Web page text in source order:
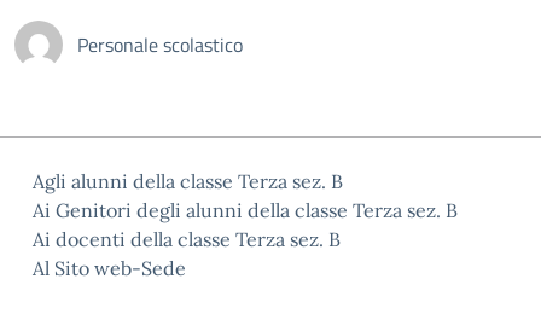
Personale scolastico
Agli alunni della classe Terza sez. B
Ai Genitori degli alunni della classe Terza sez. B
Ai docenti della classe Terza sez. B
Al Sito web-Sede